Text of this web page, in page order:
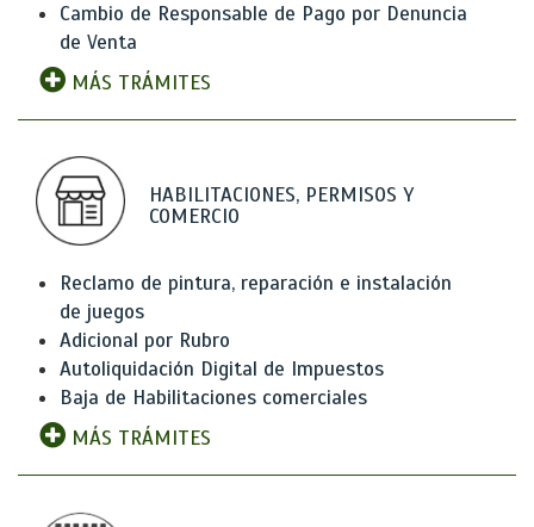
Cambio de Responsable de Pago por Denuncia
de Venta
MÁS TRÁMITES
HABILITACIONES, PERMISOS Y
COMERCIO
Reclamo de pintura, reparación e instalación
de juegos
Adicional por Rubro
Autoliquidación Digital de Impuestos
Baja de Habilitaciones comerciales
MÁS TRÁMITES